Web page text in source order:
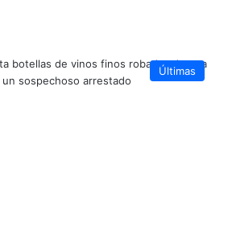
Últimas